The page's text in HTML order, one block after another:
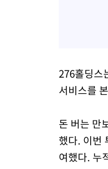
276홀딩스
서비스를
돈 버는 만
했다. 이번
여했다. 누